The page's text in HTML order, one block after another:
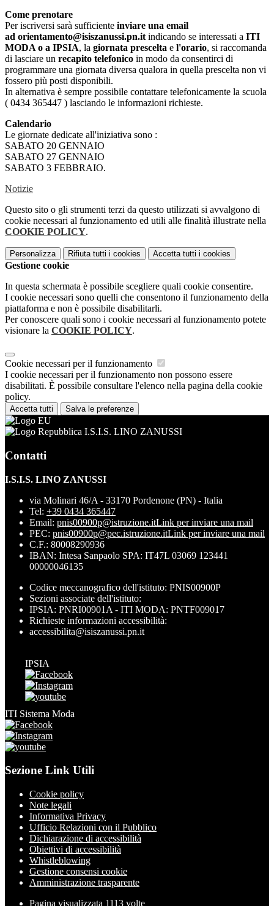
Come prenotare
Per iscriversi sarà sufficiente inviare una email
ad orientamento@isiszanussi.pn.it indicando se interessati a ITI
MODA o a IPSIA, la giornata prescelta e l'orario, si raccomanda
di lasciare un recapito telefonico in modo da consentirci di
programmare una giornata diversa qualora in quella prescelta non vi
fossero più posti disponibili.
In alternativa è sempre possibile contattare telefonicamente la scuola
( 0434 365447 ) lasciando le informazioni richieste.
Calendario
Le giornate dedicate all'iniziativa sono :
SABATO 20 GENNAIO
SABATO 27 GENNAIO
SABATO 3 FEBBRAIO.
Notizie
Questo sito o gli strumenti terzi da questo utilizzati si avvalgono di
cookie necessari al funzionamento ed utili alle finalità illustrate nella
COOKIE POLICY.
Personalizza Rifiuta tutti i cookies Accetta tutti i cookies
Gestione cookie
In questa schermata è possibile scegliere quali cookie consentire.
I cookie necessari sono quelli che consentono il funzionamento della
piattaforma e non è possibile disabilitarli.
Per conoscere quali sono i cookie necessari al funzionamento potete
visionare la COOKIE POLICY.
Cookie necessari per il funzionamento
I cookie necessari per il funzionamento non possono essere
disabilitati. È possibile consultare l'elenco nella pagina della cookie
policy.
Accetta tutti Salva le preferenze
I.S.I.S. LINO ZANUSSI
Contatti
I.S.I.S. LINO ZANUSSI
via Molinari 46/A - 33170 Pordenone (PN) - Italia
Tel: +39 0434 365447
Email: pnis00900p@istruzione.itLink per inviare una mail
PEC: pnis00900p@pec.istruzione.itLink per inviare una mail
C.F.: 80008290936
IBAN: Intesa Sanpaolo SPA: IT47L 03069 123441
00000046135
Codice meccanografico dell'istituto: PNIS00900P
Sezioni associate dell'istituto:
IPSIA: PNRI00901A - ITI MODA: PNTF009017
Richieste informazioni accessibilità:
accessibilita@isiszanussi.pn.it
IPSIA
ITI Sistema Moda
Sezione Link Utili
Cookie policy
Note legali
Informativa Privacy
Ufficio Relazioni con il Pubblico
Dichiarazione di accessibilità
Obiettivi di accessibilità
Whistleblowing
Gestione consensi cookie
Amministrazione trasparente
Pagina visualizzata 1113 volte